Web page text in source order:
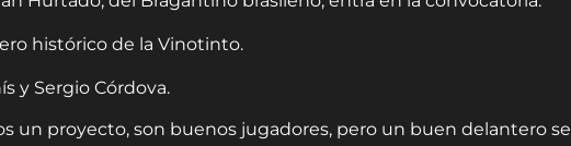
y Sergio Córdova.
un proyecto, son buenos jugadores, pero un buen delantero se